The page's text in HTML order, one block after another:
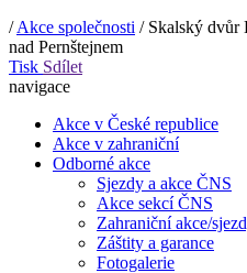
/Akce společnosti / Skalský dvůr
nad Pernštejnem
Tisk Sdílet
navigace
Akce v České republice
Akce v zahraniční
Odborné akce
Sjezdy a akce ČNS
Akce sekcí ČNS
Zahraniční akce/
Záštity a garance
Fotogalerie